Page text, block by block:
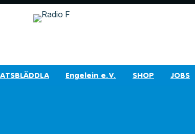
Engelein e.V. SHOP JOBS